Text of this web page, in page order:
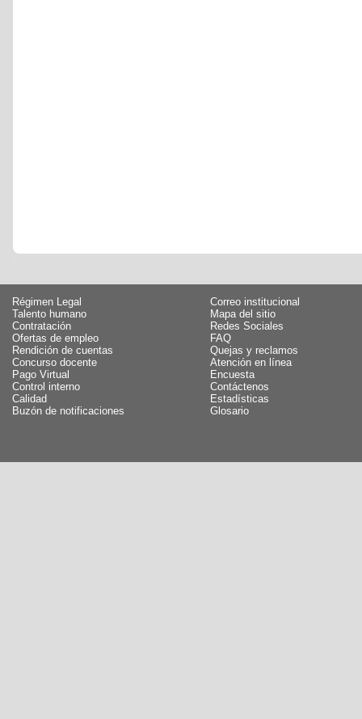
Régimen Legal
Talento humano
Contratación
Ofertas de empleo
Rendición de cuentas
Concurso docente
Pago Virtual
Control interno
Calidad
Buzón de notificaciones
Correo institucional
Mapa del sitio
Redes Sociales
FAQ
Quejas y reclamos
Atención en línea
Encuesta
Contáctenos
Estadísticas
Glosario